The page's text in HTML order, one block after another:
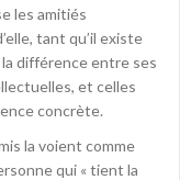
les amitiés
tant qu’il existe
différence entre ses
et celles
concrète.
la voient comme
qui « tient la